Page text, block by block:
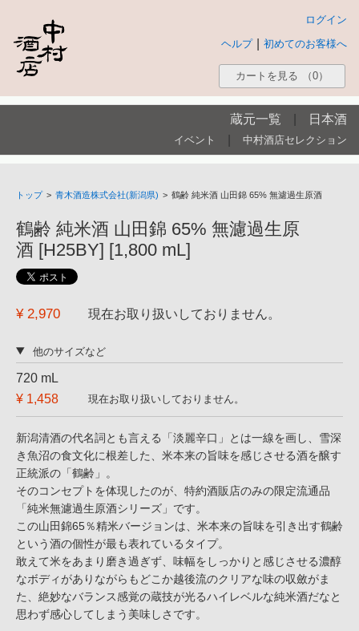
ログイン
初めてのお客様へ
ヘルプ
カートを見る （0）
蔵元一覧 日本酒
イベント 中村酒店セレクション
トップ > 青木酒造株式会社(新潟県) > 鶴齢 純米酒 山田錦 65% 無濾過生原酒
鶴齢 純米酒 山田錦 65% 無濾過生原
酒 [H25BY] [1,800 mL]
¥ 2,970 現在お取り扱いしておりません。
他のサイズなど
720 mL
¥ 1,458
現在お取り扱いしておりません。
新潟清酒の代名詞とも言える「淡麗辛口」とは一線を画し、雪深
き魚沼の食文化に根差した、米本来の旨味を感じさせる酒を醸す
正統派の「鶴齢」。
そのコンセプトを体現したのが、特約酒販店のみの限定流通品
「純米無濾過生原酒シリーズ」です。
この山田錦65％精米バージョンは、米本来の旨味を引き出す鶴齢
という酒の個性が最も表れているタイプ。
敢えて米をあまり磨き過ぎず、味幅をしっかりと感じさせる濃醇
なボディがありながらもどこか越後流のクリアな味の収斂がま
た、絶妙なバランス感覚の蔵技が光るハイレベルな純米酒だなと
思わず感心してしまう美味しさです。